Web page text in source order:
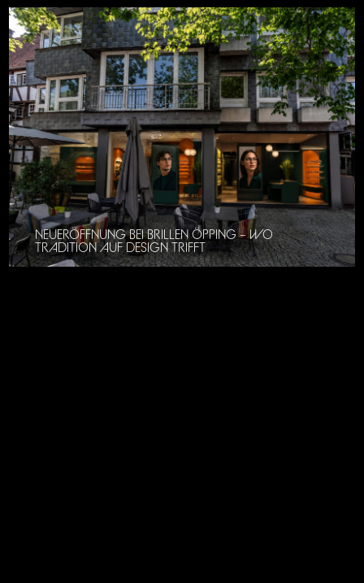
NEUERÖFFNUNG BEI BRILLEN ÖPPING – WO
TRADITION AUF DESIGN TRIFFT